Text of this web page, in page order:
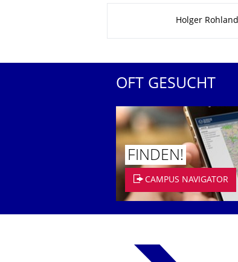
Holger Rohland
OFT GESUCHT
FINDEN!
CAMPUS NAVIGATOR